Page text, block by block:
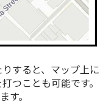
すると、マップ上に
つことも可能です。
す。